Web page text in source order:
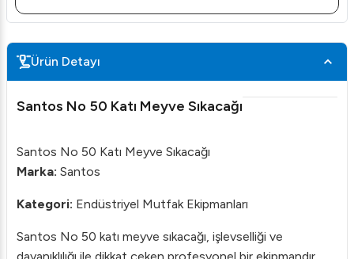
Ürün Detayı
Santos No 50 Katı Meyve Sıkacağı
Santos No 50 Katı Meyve Sıkacağı
Marka: Santos
Kategori: Endüstriyel Mutfak Ekipmanları
Santos No 50 katı meyve sıkacağı, işlevselliği ve